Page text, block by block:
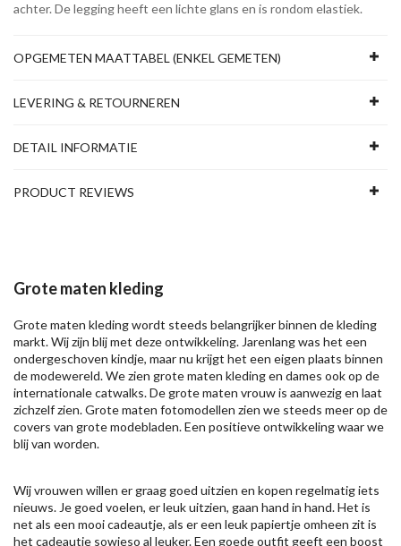
achter. De legging heeft een lichte glans en is rondom elastiek.
OPGEMETEN MAATTABEL (ENKEL GEMETEN)
LEVERING & RETOURNEREN
DETAIL INFORMATIE
PRODUCT REVIEWS
Grote maten kleding
Grote maten kleding wordt steeds belangrijker binnen de kleding
markt. Wij zijn blij met deze ontwikkeling. Jarenlang was het een
ondergeschoven kindje, maar nu krijgt het een eigen plaats binnen
de modewereld. We zien grote maten kleding en dames ook op de
internationale catwalks. De grote maten vrouw is aanwezig en laat
zichzelf zien. Grote maten fotomodellen zien we steeds meer op de
covers van grote modebladen. Een positieve ontwikkeling waar we
blij van worden.
Wij vrouwen willen er graag goed uitzien en kopen regelmatig iets
nieuws. Je goed voelen, er leuk uitzien, gaan hand in hand. Het is
net als een mooi cadeautje, als er een leuk papiertje omheen zit is
het cadeautje sowieso al leuker. Een goede outfit geeft een boost